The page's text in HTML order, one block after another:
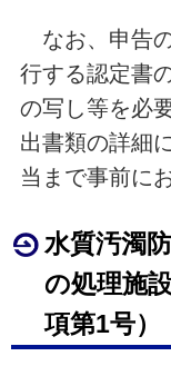
なお、申告
行する認定書
の写し等を必
出書類の詳細
当まで事前に
水質汚濁
の処理施
項第1号）